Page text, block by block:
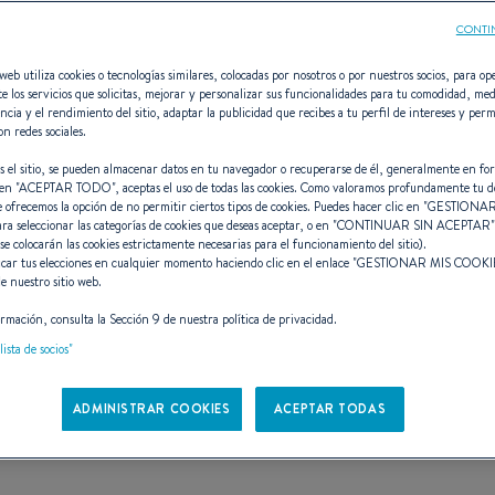
Flyer 10
VE LA VIDA A LO
utiliza cookies o tecnologías similares, colocadas por nosotros o por nuestros socios, para
los servicios que solicitas, mejorar y personalizar sus funcionalidades para tu comodidad,
y el rendimiento del sitio, adaptar la publicidad que recibes a tu perfil de intereses y
redes sociales.
el sitio, se pueden almacenar datos en tu navegador o recuperarse de él, generalmente en
"ACEPTAR TODO", aceptas el uso de todas las cookies. Como valoramos profundamente tu
la opción de no permitir ciertos tipos de cookies. Puedes hacer clic en "
seleccionar las categorías de cookies que deseas aceptar, o en "CONTINUAR SIN ACEPTAR
colocarán las cookies estrictamente necesarias para el funcionamiento del sitio).
tus elecciones en cualquier momento haciendo clic en el enlace "GESTIONAR MIS
nuestro sitio web.
consulta la Sección 9 de nuestra política de privacidad.
de socios"
ADMINISTRAR COOKIES ACEPTAR TODAS